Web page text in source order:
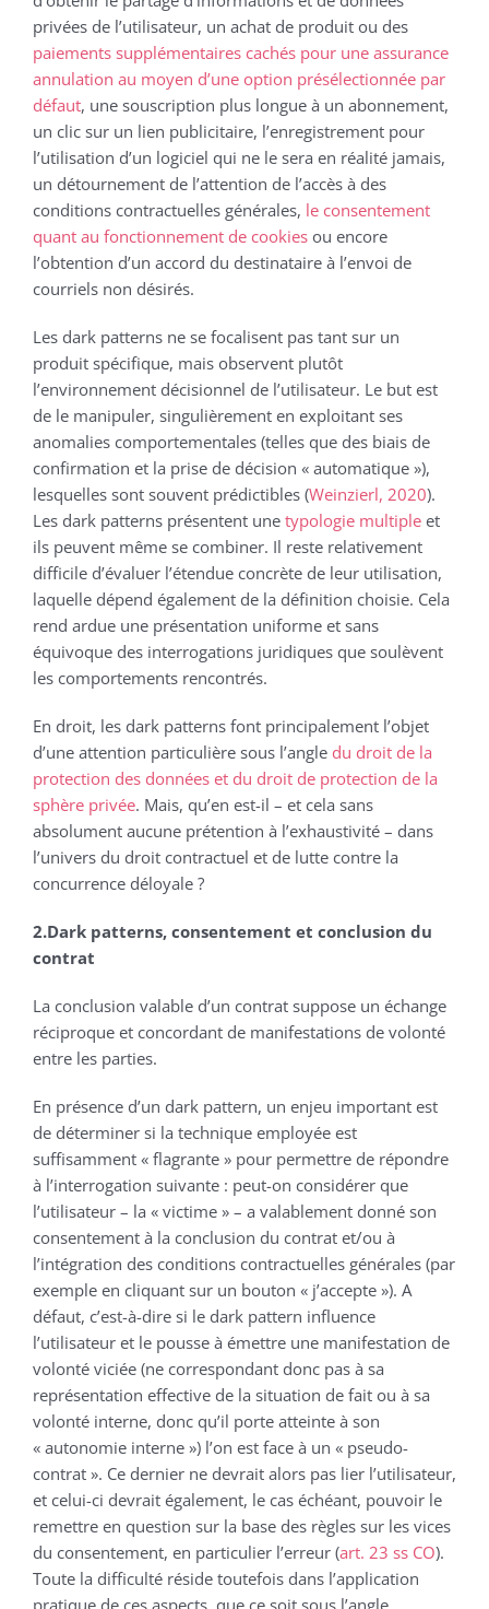
privées de l’utilisateur, un achat de produit ou des
paiements supplémentaires cachés pour une assurance
annulation au moyen d’une option présélectionnée par
défaut, une souscription plus longue à un abonnement,
un clic sur un lien publicitaire, l’enregistrement pour
l’utilisation d’un logiciel qui ne le sera en réalité jamais,
un détournement de l’attention de l’accès à des
conditions contractuelles générales, le consentement
quant au fonctionnement de cookiesou encore
l’obtention d’un accord du destinataire à l’envoi de
courriels non désirés.
Les dark patterns ne se focalisent pas tant sur un
produit spécifique, mais observent plutôt
l’environnement décisionnel de l’utilisateur. Le but est
de le manipuler, singulièrement en exploitant ses
anomalies comportementales (telles que des biais de
confirmation et la prise de décision « automatique »),
lesquelles sont souvent prédictibles (Weinzierl, 2020).
Les dark patterns présentent une typologie multipleet
ils peuvent même se combiner. Il reste relativement
difficile d’évaluer l’étendue concrète de leur utilisation,
laquelle dépend également de la définition choisie. Cela
rend ardue une présentation uniforme et sans
équivoque des interrogations juridiques que soulèvent
les comportements rencontrés.
En droit, les dark patterns font principalement l’objet
d’une attention particulière sous l’angle du droit de la
protection des données et du droit de protection de la
sphère privée. Mais, qu’en est-il – et cela sans
absolument aucune prétention à l’exhaustivité – dans
l’univers du droit contractuel et de lutte contre la
concurrence déloyale ?
2.Dark patterns, consentement et conclusion du
contrat
La conclusion valable d’un contrat suppose un échange
réciproque et concordant de manifestations de volonté
entre les parties.
En présence d’un dark pattern, un enjeu important est
de déterminer si la technique employée est
suffisamment « flagrante » pour permettre de répondre
à l’interrogation suivante : peut-on considérer que
l’utilisateur – la « victime » – a valablement donné son
consentement à la conclusion du contrat et/ou à
l’intégration des conditions contractuelles générales (par
exemple en cliquant sur un bouton « j’accepte »). A
défaut, c’est-à-dire si le dark pattern influence
l’utilisateur et le pousse à émettre une manifestation de
volonté viciée (ne correspondant donc pas à sa
représentation effective de la situation de fait ou à sa
volonté interne, donc qu’il porte atteinte à son
« autonomie interne ») l’on est face à un « pseudo-
contrat ». Ce dernier ne devrait alors pas lier l’utilisateur,
et celui-ci devrait également, le cas échéant, pouvoir le
remettre en question sur la base des règles sur les vices
du consentement, en particulier l’erreur (art. 23 ss CO).
Toute la difficulté réside toutefois dans l’application